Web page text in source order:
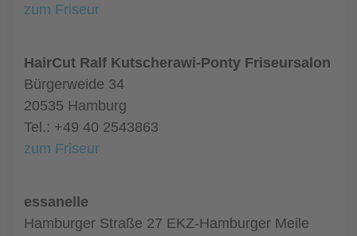
zum Friseur
HairCut Ralf Kutscherawi-Ponty Friseursalon
Bürgerweide 34
20535 Hamburg
Tel.: +49 40 2543863
zum Friseur
essanelle
Hamburger Straße 27 EKZ-Hamburger Meile